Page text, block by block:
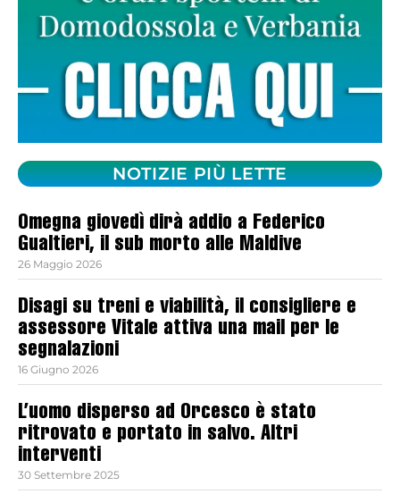
NOTIZIE PIÙ LETTE
Omegna giovedì dirà addio a Federico
Gualtieri, il sub morto alle Maldive
26 Maggio 2026
Disagi su treni e viabilità, il consigliere e
assessore Vitale attiva una mail per le
segnalazioni
16 Giugno 2026
L’uomo disperso ad Orcesco è stato
ritrovato e portato in salvo. Altri
interventi
30 Settembre 2025